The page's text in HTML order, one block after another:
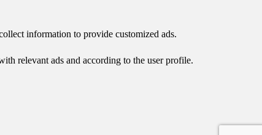
information to provide customized ads.
relevant ads and according to the user profile.